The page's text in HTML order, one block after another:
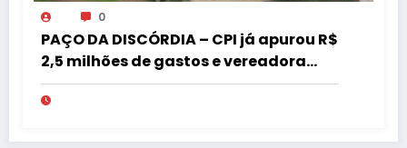
0
PAÇO DA DISCÓRDIA – CPI já apurou R$
2,5 milhões de gastos e vereadora
pede “acordo” para aprovar R$ 9,5
milhões